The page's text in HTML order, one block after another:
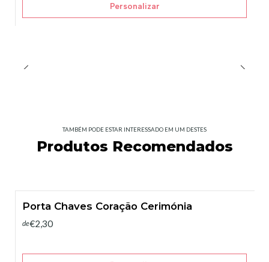
Personalizar
TAMBÉM PODE ESTAR INTERESSADO EM UM DESTES
Produtos Recomendados
Porta Chaves Coração Cerimónia
de€2,30